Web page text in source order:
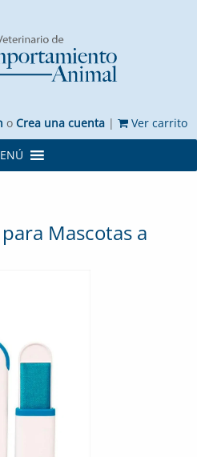
o Crea una cuenta | Ver carrito
Mascotas a